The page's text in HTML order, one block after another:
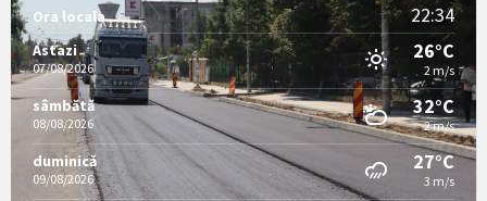
Ora locala 22:34
Astazi
07/08/2026
26°C
2 m/s
sâmbătă
08/08/2026
32°C
2 m/s
duminică
09/08/2026
27°C
3 m/s